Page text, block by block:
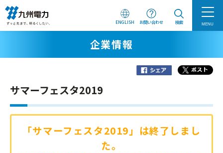
ENGLISH お問い合わせ 検索 MENU
企業情報
サマーフェスタ2019
「サマーフェスタ2019」は終了しまし
た。